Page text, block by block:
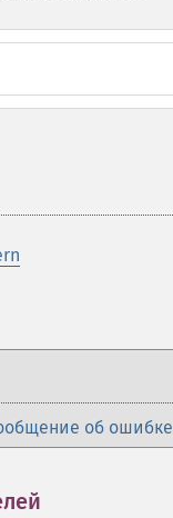
об ошибке